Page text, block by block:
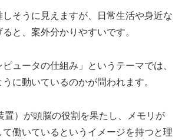
しそうに見えますが、日常生活や身近な
と、案外分かりやすいです。
ュータの仕組み」というテーマでは、
に動いているのかが問われます。
置）が頭脳の役割を果たし、メモリが
働いているというイメージを持つと理